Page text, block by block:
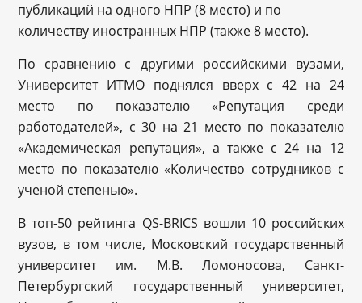
публикаций на одного НПР (8 место) и по
количеству иностранных НПР (также 8 место).
По сравнению с другими российскими вузами,
Университет ИТМО поднялся вверх с 42 на 24
место по показателю «Репутация среди
работодателей», с 30 на 21 место по показателю
«Академическая репутация», а также с 24 на 12
место по показателю «Количество сотрудников с
ученой степенью».
В топ-50 рейтинга QS-BRICS вошли 10 российских
вузов, в том числе, Московский государственный
университет им. М.В. Ломоносова, Санкт-
Петербургский государственный университет,